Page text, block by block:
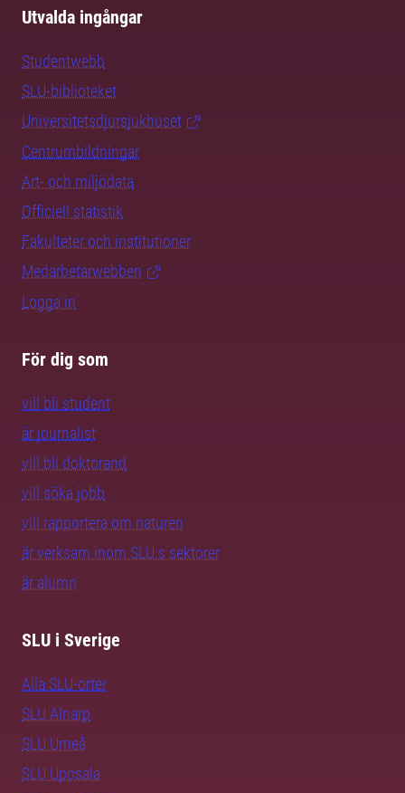
Utvalda ingångar
Studentwebb
SLU-biblioteket
Universitetsdjursjukhuset
Centrumbildningar
Art- och miljödata
Officiell statistik
Fakulteter och institutioner
Medarbetarwebben
Logga in
För dig som
vill bli student
är journalist
vill bli doktorand
vill söka jobb
vill rapportera om naturen
är verksam inom SLU:s sektorer
är alumn
SLU i Sverige
Alla SLU-orter
SLU Alnarp
SLU Umeå
SLU Uppsala